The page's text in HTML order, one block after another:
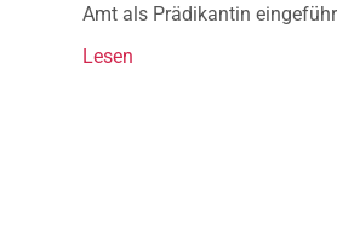
Amt als Prädikantin
Lesen